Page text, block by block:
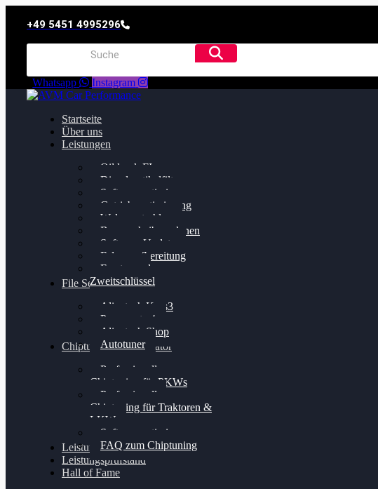
+49 5451 4995296
Whatsapp Instagram
Startseite
Über uns
Leistungen
Oildruck FIx
Dieselpartikelfilter
Softwareoptimierung
Getriebeoptimierung
Walnussstrahlen
Bremsscheiben planen
Software Update
Felgenaufbereitung
Ersatz- und
Zweitschlüssel
File Service
Alientech Kess3
Powergate 4
Alientech Shop
Autotuner
Chiptuning Konfigurator
Professionelles
Chiptuning für PKWs
Professionelles
Chiptuning für Traktoren &
LKW
Softwareoptimierung
FAQ zum Chiptuning
Leistungsmessung
Leistungsprüfstand
Hall of Fame